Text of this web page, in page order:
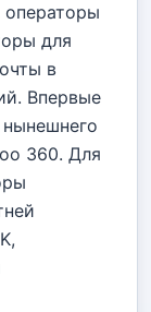
для
в
Впервые
360. Для